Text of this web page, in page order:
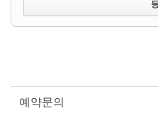
예약문의